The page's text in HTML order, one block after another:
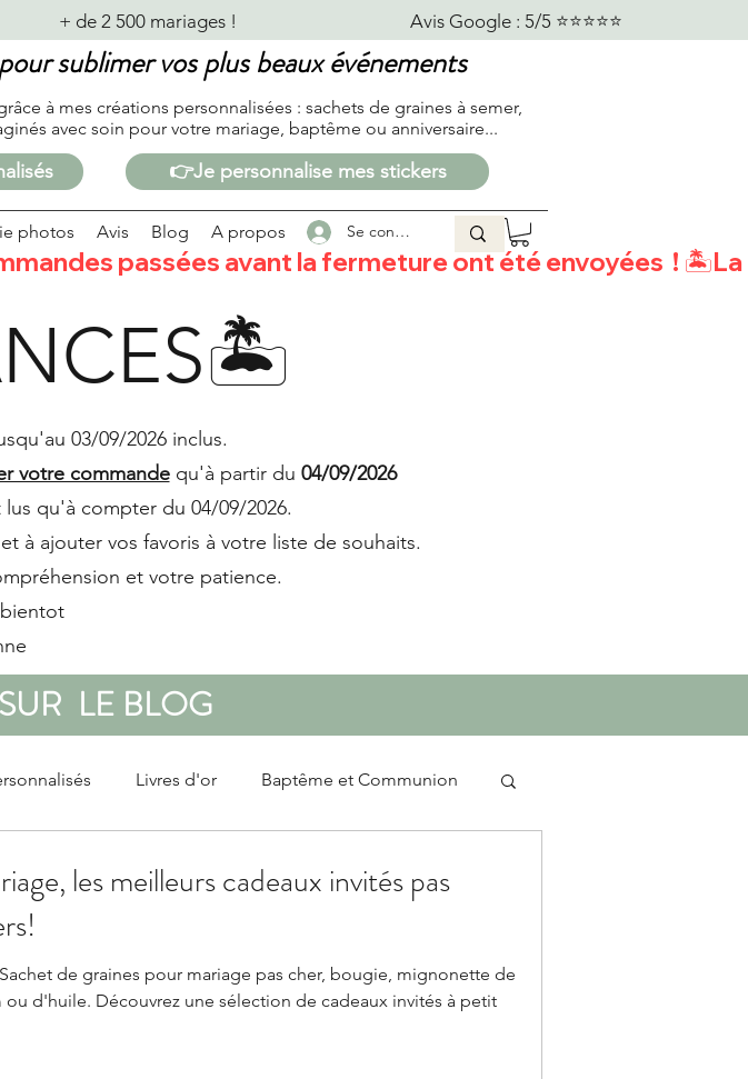
+ de 2 500 mariages !
sublimer vos plus beaux événements
à mes créations personnalisées : sachets de graines à semer,
avec soin pour votre mariage, baptême ou anniversaire...
👉Je personnalise mes stickers
photos Avis Blog A propos Se connecter
passées avant la fermeture ont été envoyées  !
03/09/2026 inclus.
votre commandequ'à partir du 04/09/2026
qu'à compter du 04/09/2026.
à ajouter vos favoris à votre liste de souhaits.​
et votre patience.
LE BLOG
Livres d'or Baptême et Communion
les meilleurs cadeaux invités pas
de graines pour mariage pas cher, bougie, mignonette de
ou d'huile. Découvrez une sélection de cadeaux invités à petit